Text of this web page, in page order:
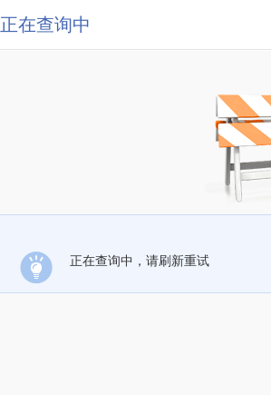
正在查询中
正在查询中，请刷新重试